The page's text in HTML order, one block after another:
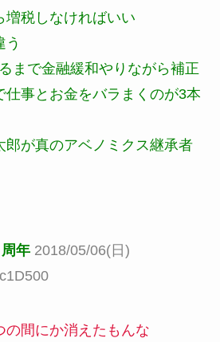
増税しなければいい
う
まで金融緩和やりながら補正
仕事とお金をバラまくのが3本
郎が真のアベノミクス継承者
年 2018/05/06(日)
の間にか消えたもんな